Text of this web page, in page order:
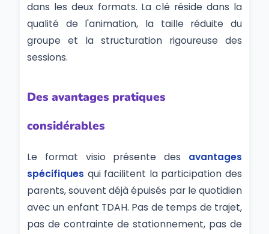
dans les deux formats. La clé réside dans la
qualité de l'animation, la taille réduite du
groupe et la structuration rigoureuse des
sessions.
Des avantages pratiques
considérables
Le format visio présente des avantages
spécifiques qui facilitent la participation des
parents, souvent déjà épuisés par le quotidien
avec un enfant TDAH. Pas de temps de trajet,
pas de contrainte de stationnement, pas de